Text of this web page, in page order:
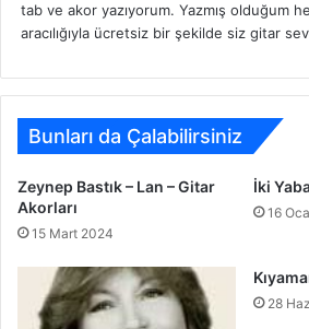
tab ve akor yazıyorum. Yazmış olduğum
aracılığıyla ücretsiz bir şekilde siz gitar
Bunları da Çalabilirsiniz
Zeynep Bastık – Lan – Gitar
Akorları
15 Mart 2024
İki
16
28